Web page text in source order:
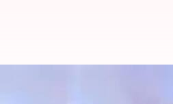
Rajinikanth: